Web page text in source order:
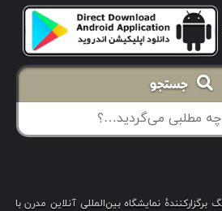
جستجو
نمایشگاه بین‌المللی آنلاین مدرن با